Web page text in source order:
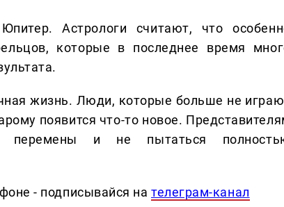
Астрологи считают, что
которые в последнее время
жизнь. Люди, которые больше не
появится что-то новое.
перемены и не пытаться
- подписывайся нателеграм-канал